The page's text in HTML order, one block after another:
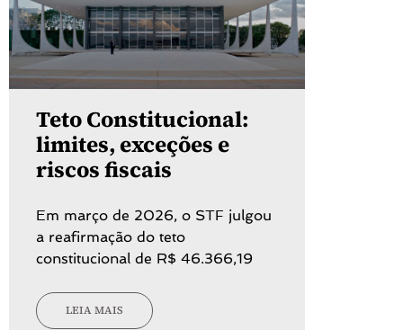
Teto Constitucional:
limites, exceções e
riscos fiscais
Em março de 2026, o STF julgou
a reafirmação do teto
constitucional de R$ 46.366,19
LEIA MAIS